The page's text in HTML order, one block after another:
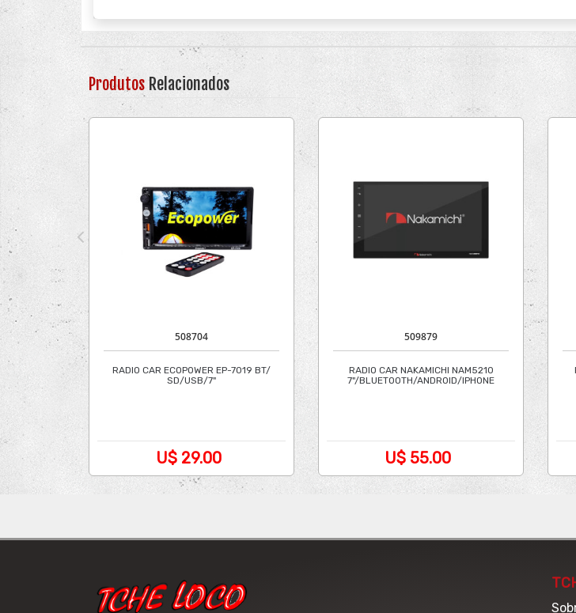
Produtos Relacionados
508704
RADIO CAR ECOPOWER EP-7019 BT/
SD/USB/7"
U$ 29.00
509879
RADIO CAR NAKAMICHI NAM5210
7"/BLUETOOTH/ANDROID/IPHONE
U$ 55.00